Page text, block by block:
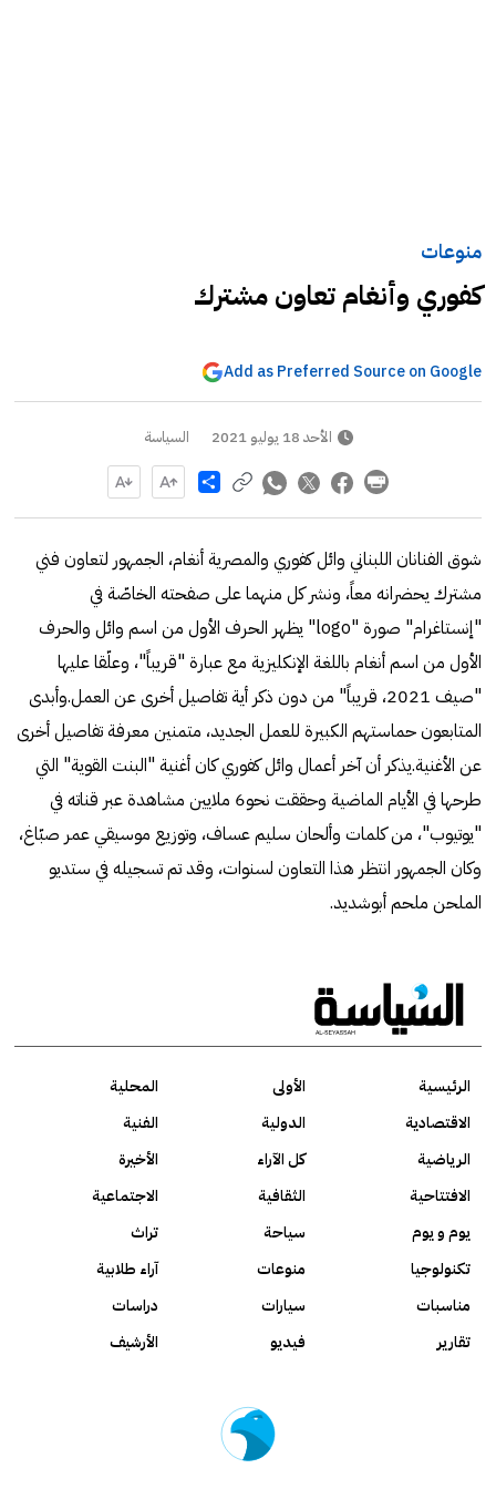
منوعات
كفوري وأنغام تعاون مشترك
Add as Preferred Source on Google
الأحد 18 يوليو 2021 السياسة
Share
شوق الفنانان اللبناني وائل كفوري والمصرية أنغام، الجمهور لتعاون فني
مشترك يحضرانه معاً، ونشر كل منهما على صفحته الخاصّة في
"إنستاغرام" صورة "logo" يظهر الحرف الأول من اسم وائل والحرف
الأول من اسم أنغام باللغة الإنكليزية مع عبارة "قريباً"، وعلّقا عليها
"صيف 2021، قريباً" من دون ذكر أية تفاصيل أخرى عن العمل.وأبدى
المتابعون حماستهم الكبيرة للعمل الجديد، متمنين معرفة تفاصيل أخرى
عن الأغنية.يذكر أن آخر أعمال وائل كفوري كان أغنية "البنت القوية" التي
طرحها في الأيام الماضية وحققت نحو6 ملايين مشاهدة عبر قناته في
"يوتيوب"، من كلمات وألحان سليم عساف، وتوزيع موسيقي عمر صبّاغ،
وكان الجمهور انتظر هذا التعاون لسنوات، وقد تم تسجيله في ستديو
الملحن ملحم أبوشديد.
الرئيسية الأولى
المحلية
الاقتصادية
الدولية
الفنية
الرياضية
كل الآراء
الأخيرة
الافتتاحية
الثقافية
الاجتماعية
يوم و يوم
سياحة
تراث
تكنولوجيا
منوعات
آراء طلابية
مناسبات
سيارات
دراسات
تقارير
فيديو الأرشيف